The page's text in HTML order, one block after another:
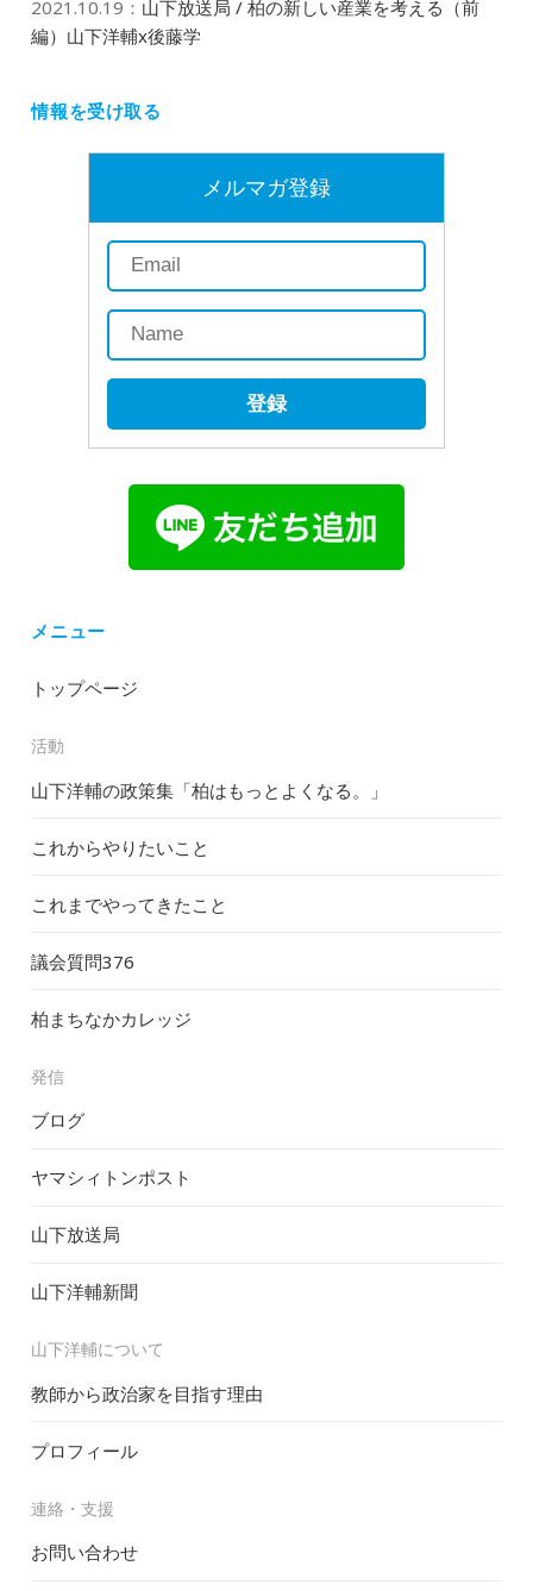
2021.10.19 ： 山下放送局 / 柏の新しい産業を考える（前
編）山下洋輔x後藤学
情報を受け取る
メルマガ登録
登録
メニュー
トップページ
活動
山下洋輔の政策集「柏はもっとよくなる。」
これからやりたいこと
これまでやってきたこと
議会質問376
柏まちなかカレッジ
発信
ブログ
ヤマシィトンポスト
山下放送局
山下洋輔新聞
山下洋輔について
教師から政治家を目指す理由
プロフィール
連絡・支援
お問い合わせ